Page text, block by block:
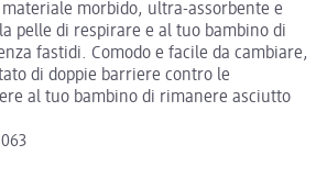
morbido, ultra-assorbente e
pelle di respirare e al tuo bambino di
fastidi. Comodo e facile da cambiare,
di doppie barriere contro le
al tuo bambino di rimanere asciutto